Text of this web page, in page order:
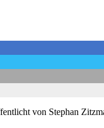
von Stephan